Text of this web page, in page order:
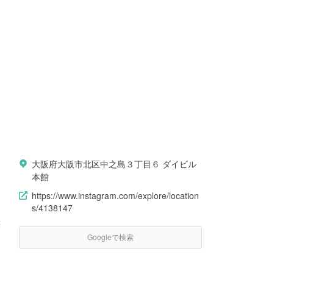
大阪府大阪市北区中之島３丁目６ ダイビル
本館
https://www.instagram.com/explore/location
s/4138147
Googleで検索